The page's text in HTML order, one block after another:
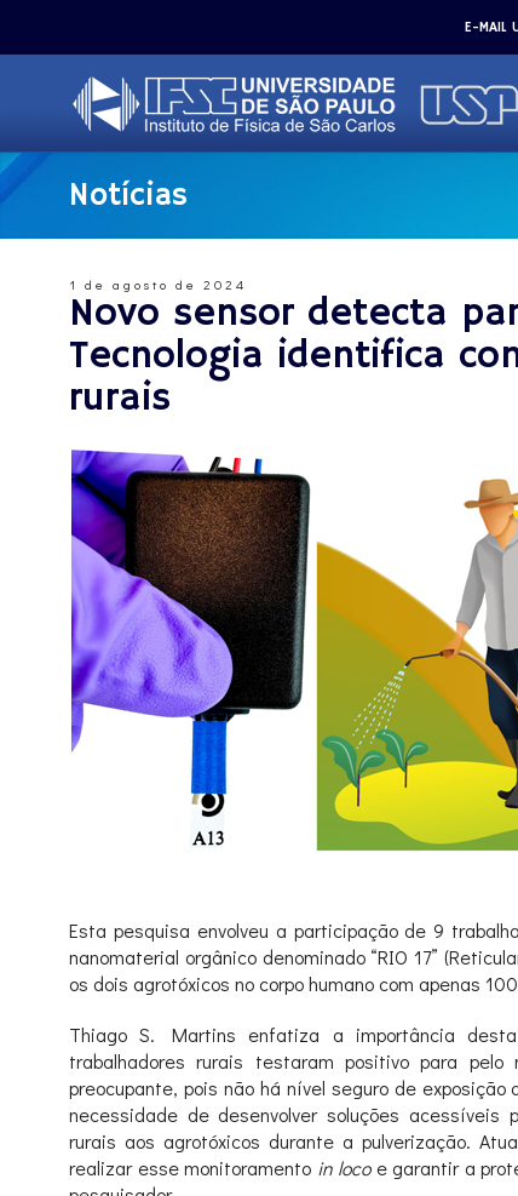
E-MAIL
Notícias
1 de agosto de 2024
Novo sensor detecta
Tecnologia identifica
rurais
Esta pesquisa envolveu a participação de 9
nanomaterial orgânico denominado “RIO 17”
os dois agrotóxicos no corpo humano com apenas
Thiago S. Martins enfatiza a importância
trabalhadores rurais testaram positivo para
preocupante, pois não há nível seguro de
necessidade de desenvolver soluções acessíveis
rurais aos agrotóxicos durante a pulverização.
realizar esse monitoramento in locoe garantir a